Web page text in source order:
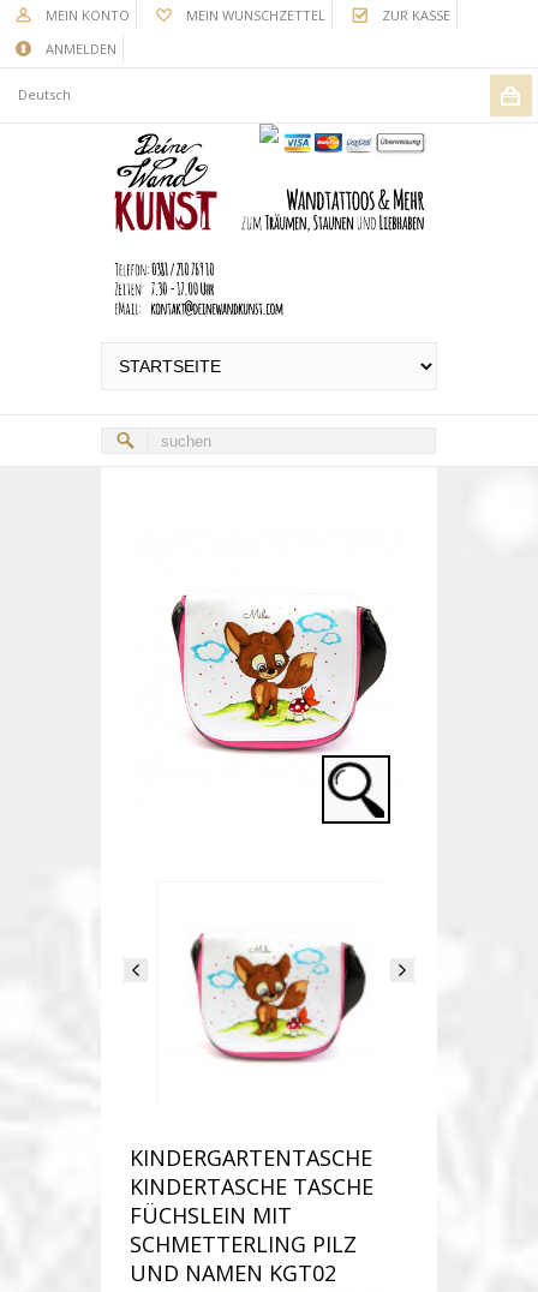
MEIN KONTO MEIN WUNSCHZETTEL
ZUR KASSE
ANMELDEN
Deutsch
KINDERGARTENTASCHE
KINDERTASCHE TASCHE
FÜCHSLEIN MIT
SCHMETTERLING PILZ
UND NAMEN KGT02